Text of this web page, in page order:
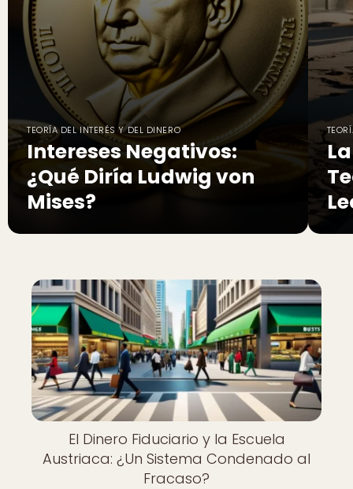
TEORÍA DEL INTERÉS Y DEL DINERO
Intereses Negativos:
¿Qué Diría Ludwig von
Mises?
El Dinero Fiduciario y la Escuela
Austriaca: ¿Un Sistema Condenado al
Fracaso?